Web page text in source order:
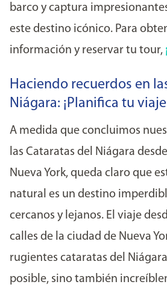
barco y captura
este destino icónico. Para
información y reservar tu tour,
Haciendo recuerdos en
Niágara: ¡Planifica tu
A medida que concluimos
las Cataratas del Niágara
Nueva York, queda claro que
natural es un destino
cercanos y lejanos. El viaje
calles de la ciudad de Nueva
rugientes cataratas del
posible, sino también